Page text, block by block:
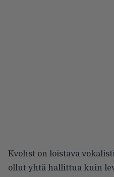
Kvohst on loistava
ollut yhtä hallittua kuin